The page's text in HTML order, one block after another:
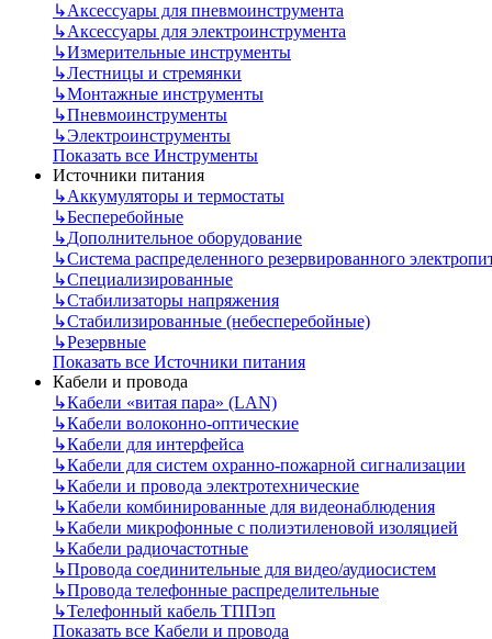
↳Аксессуары для пневмоинструмента
↳Аксессуары для электроинструмента
↳Измерительные инструменты
↳Лестницы и стремянки
↳Монтажные инструменты
↳Пневмоинструменты
↳Электроинструменты
Показать все Инструменты
Источники питания
↳Аккумуляторы и термостаты
↳Бесперебойные
↳Дополнительное оборудование
↳Система распределенного резервированного
↳Специализированные
↳Стабилизаторы напряжения
↳Стабилизированные (небесперебойные)
↳Резервные
Показать все Источники питания
Кабели и провода
↳Кабели «витая пара» (LAN)
↳Кабели волоконно-оптические
↳Кабели для интерфейса
↳Кабели для систем охранно-пожарной сигнализации
↳Кабели и провода электротехнические
↳Кабели комбинированные для видеонаблюдения
↳Кабели микрофонные с полиэтиленовой изоляцией
↳Кабели радиочастотные
↳Провода соединительные для видео/аудиосистем
↳Провода телефонные распределительные
↳Телефонный кабель ТППэп
Показать все Кабели и провода